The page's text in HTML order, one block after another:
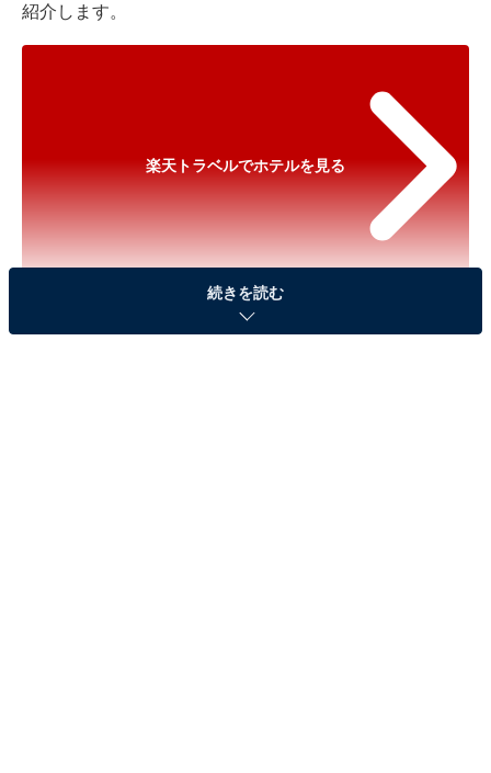
紹介します。
楽天トラベルでホテルを見る
※以下のセール情報は2026年6月4日15時30分現在のも
続きを読む